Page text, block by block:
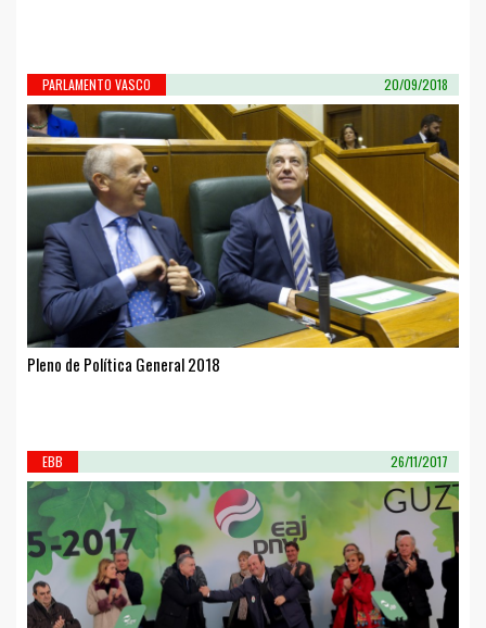
PARLAMENTO VASCO 20/09/2018
Pleno de Política General 2018
EBB 26/11/2017